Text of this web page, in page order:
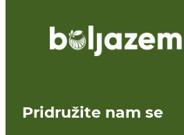
Pridružite nam se